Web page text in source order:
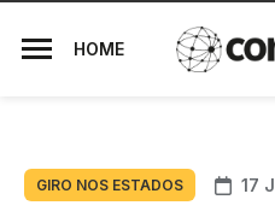
HOME
GIRO NOS ESTADOS 17